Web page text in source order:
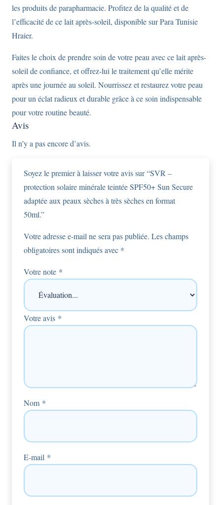
les produits de parapharmacie. Profitez de la qualité et de
l’efficacité de ce lait après-soleil, disponible sur Para Tunisie
Hraier.
Faites le choix de prendre soin de votre peau avec ce lait après-
soleil de confiance, et offrez-lui le traitement qu’elle mérite
après une journée au soleil. Nourrissez et restaurez votre peau
pour un éclat radieux et durable grâce à ce soin indispensable
pour votre routine beauté.
Avis
Il n’y a pas encore d’avis.
Soyez le premier à laisser votre avis sur “SVR –
protection solaire minérale teintée SPF50+ Sun Secure
adaptée aux peaux sèches à très sèches en format
50ml.”
Votre adresse e-mail ne sera pas publiée. Les champs
obligatoires sont indiqués avec *
Votre note *
Votre avis *
Nom *
E-mail *